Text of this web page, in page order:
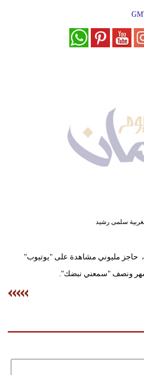
علوم
مدوَّنات
سلمى رشيد
حاجز مليوني مشاهدة على "يوتيوب"
شهر ونصف "سمعني نبضك".